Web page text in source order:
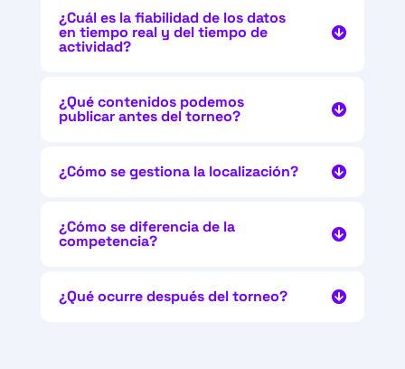
¿Cuál es la fiabilidad de los datos
en tiempo real y del tiempo de
actividad?
¿Qué contenidos podemos
publicar antes del torneo?
¿Cómo se gestiona la localización?
¿Cómo se diferencia de la
competencia?
¿Qué ocurre después del torneo?